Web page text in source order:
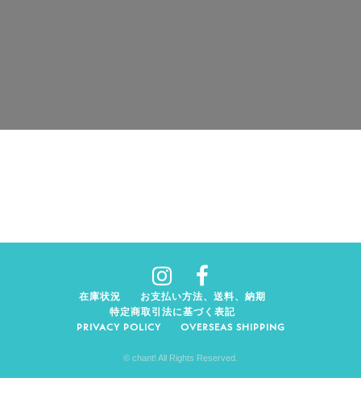
在庫状況
お支払い方法、送料、納期
特定商取引法に基づく表記
PRIVACY POLICY
OVERSEAS SHIPPING
© chant! All Rights Reserved.